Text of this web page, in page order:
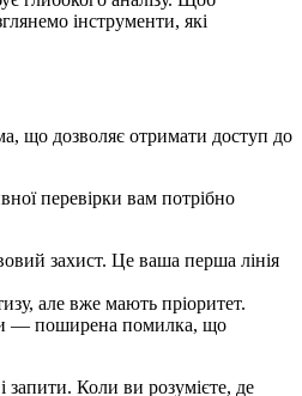
інструменти, які
що дозволяє отримати доступ до
перевірки вам потрібно
захист. Це ваша перша лінія
але вже мають пріоритет.
— поширена помилка, що
Коли ви розумієте, де